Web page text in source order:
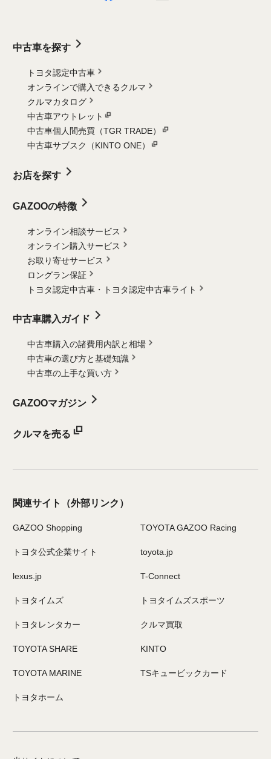
中古車を探す
トヨタ認定中古車
オンラインで購入できるクルマ
クルマカタログ
中古車アウトレット
中古車個人間売買（TGR TRADE）
中古車サブスク（KINTO ONE）
お店を探す
GAZOOの特徴
オンライン相談サービス
オンライン購入サービス
お取り寄せサービス
ロングラン保証
トヨタ認定中古車・
トヨタ認定中古車ライト
中古車購入ガイド
中古車購入の諸費用内訳と相場
中古車の選び方と基礎知識
中古車の上手な買い方
GAZOOマガジン
クルマを売る
関連サイト （外部リンク）
GAZOO Shopping TOYOTA GAZOO Racing
トヨタ公式企業サイト toyota.jp
lexus.jp T-Connect
トヨタイムズ トヨタイムズスポーツ
トヨタレンタカー クルマ買取
TOYOTA SHARE KINTO
TOYOTA MARINE TSキュービックカード
トヨタホーム